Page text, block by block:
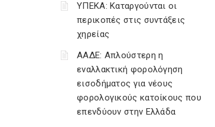
ΥΠΕΚΑ: Καταργούνται οι
περικοπές στις συντάξεις
χηρείας
ΑΑΔΕ: Απλούστερη η
εναλλακτική φορολόγηση
εισοδήματος για νέους
φορολογικούς κατοίκους που
επενδύουν στην Ελλάδα